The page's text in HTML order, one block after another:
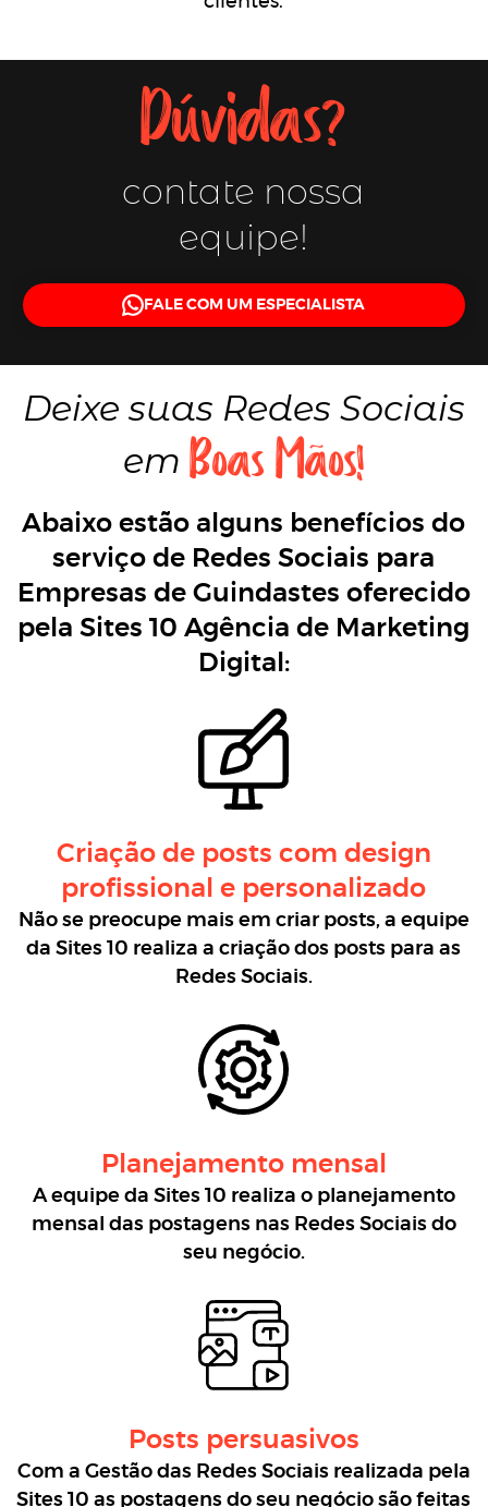
Dúvidas?
contate nossa
equipe!
FALE COM UM ESPECIALISTA
Deixe suas Redes Sociais
em Boas Mãos!
Abaixo estão alguns benefícios do
serviço de Redes Sociais para
Empresas de Guindastes oferecido
pela Sites 10 Agência de Marketing
Digital:
Criação de posts com design
profissional e personalizado
Não se preocupe mais em criar posts, a equipe
da Sites 10 realiza a criação dos posts para as
Redes Sociais.
Planejamento mensal
A equipe da Sites 10 realiza o planejamento
mensal das postagens nas Redes Sociais do
seu negócio.
Posts persuasivos
Com a Gestão das Redes Sociais realizada pela
Sites 10 as postagens do seu negócio são feitas